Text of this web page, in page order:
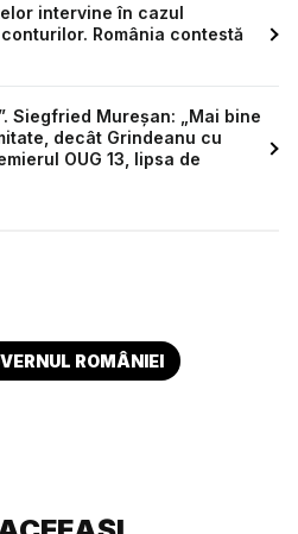
intervine în cazul
România contestă
Siegfried Mureșan: „Mai bine
decât Grindeanu cu
OUG 13, lipsa de
ROMÂNIEI